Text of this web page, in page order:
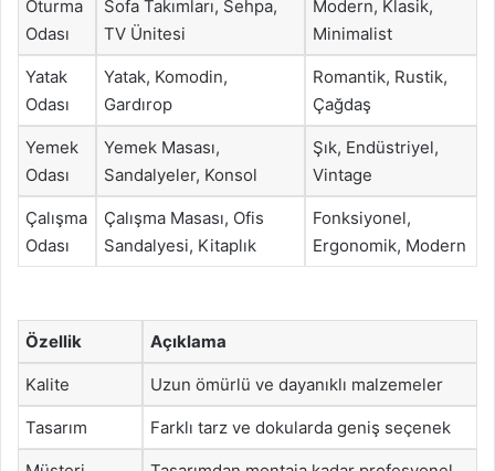
Oturma
Odası
Sofa Takımları, Sehpa,
TV Ünitesi
Modern, Klasik,
Minimalist
Yatak
Odası
Yatak, Komodin,
Gardırop
Romantik, Rustik,
Çağdaş
Yemek
Odası
Yemek Masası,
Sandalyeler, Konsol
Şık, Endüstriyel,
Vintage
Çalışma
Odası
Çalışma Masası, Ofis
Sandalyesi, Kitaplık
Fonksiyonel,
Ergonomik, Modern
Özellik Açıklama
Kalite Uzun ömürlü ve dayanıklı malzemeler
Tasarım Farklı tarz ve dokularda geniş seçenek